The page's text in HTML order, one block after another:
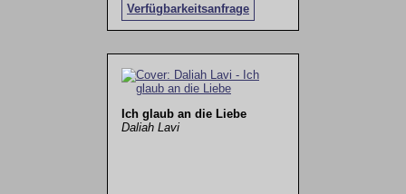
Verfügbarkeitsanfrage
Ich glaub an die Liebe
Daliah Lavi